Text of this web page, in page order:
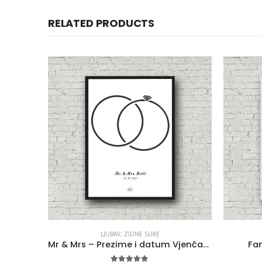
RELATED PRODUCTS
LJUBAV, ZIDNE SLIKE
Mr & Mrs – Prezime i datum Vjenčanja